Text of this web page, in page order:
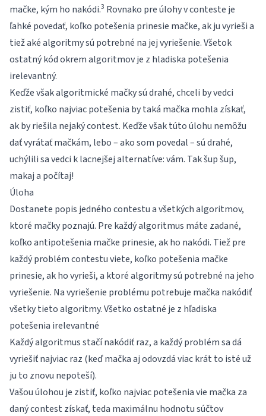
mačke, kým ho nakódi.3 Rovnako pre úlohy v conteste je
ľahké povedať, koľko potešenia prinesie mačke, ak ju vyrieši a
tiež aké algoritmy sú potrebné na jej vyriešenie. Všetok
ostatný kód okrem algoritmov je z hladiska potešenia
irelevantný.
Keďže však algoritmické mačky sú drahé, chceli by vedci
zistiť, koľko najviac potešenia by taká mačka mohla získať,
ak by riešila nejaký contest. Keďže však túto úlohu nemôžu
dať vyrátať mačkám, lebo – ako som povedal – sú drahé,
uchýlili sa vedci k lacnejšej alternatíve: vám. Tak šup šup,
makaj a počítaj!
Úloha
Dostanete popis jedného contestu a všetkých algoritmov,
ktoré mačky poznajú. Pre každý algoritmus máte zadané,
koľko antipotešenia mačke prinesie, ak ho nakódi. Tiež pre
každý problém contestu viete, koľko potešenia mačke
prinesie, ak ho vyrieši, a ktoré algoritmy sú potrebné na jeho
vyriešenie. Na vyriešenie problému potrebuje mačka nakódiť
všetky tieto algoritmy. Všetko ostatné je z hľadiska
potešenia irelevantné
Každý algoritmus stačí nakódiť raz, a každý problém sa dá
vyriešiť najviac raz (keď mačka aj odovzdá viac krát to isté už
ju to znovu nepoteší).
Vašou úlohou je zistiť, koľko najviac potešenia vie mačka za
daný contest získať, teda maximálnu hodnotu súčtov